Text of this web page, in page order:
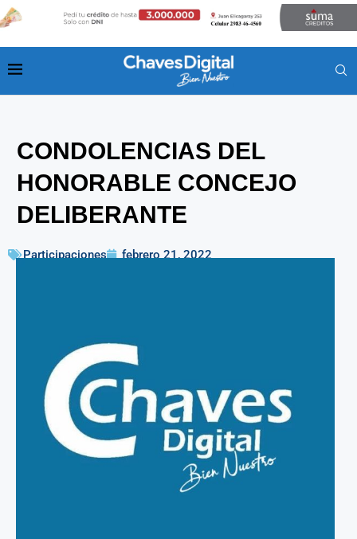
CONDOLENCIAS DEL
HONORABLE CONCEJO
DELIBERANTE
Participaciones febrero 21, 2022